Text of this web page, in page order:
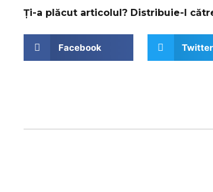
Ți-a plăcut articolul? Distribuie-l
Facebook Twitter